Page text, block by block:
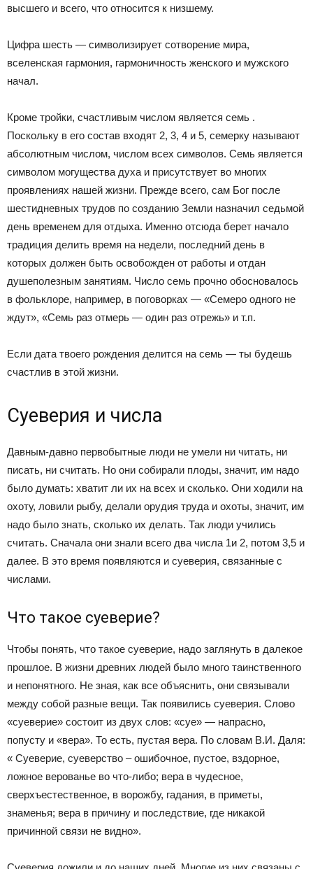
высшего и всего, что относится к низшему.
Цифра шесть — символизирует сотворение мира,
вселенская гармония, гармоничность женского и мужского
начал.
Кроме тройки, счастливым числом является семь .
Поскольку в его состав входят 2, 3, 4 и 5, семерку называют
абсолютным числом, числом всех символов. Семь является
символом могущества духа и присутствует во многих
проявлениях нашей жизни. Прежде всего, сам Бог после
шестидневных трудов по созданию Земли назначил седьмой
день временем для отдыха. Именно отсюда берет начало
традиция делить время на недели, последний день в
которых должен быть освобожден от работы и отдан
душеполезным занятиям. Число семь прочно обосновалось
в фольклоре, например, в поговорках — «Семеро одного не
ждут», «Семь раз отмерь — один раз отрежь» и т.п.
Если дата твоего рождения делится на семь — ты будешь
счастлив в этой жизни.
Суеверия и числа
Давным-давно первобытные люди не умели ни читать, ни
писать, ни считать. Но они собирали плоды, значит, им надо
было думать: хватит ли их на всех и сколько. Они ходили на
охоту, ловили рыбу, делали орудия труда и охоты, значит, им
надо было знать, сколько их делать. Так люди учились
считать. Сначала они знали всего два числа 1и 2, потом 3,5 и
далее. В это время появляются и суеверия, связанные с
числами.
Что такое суеверие?
Чтобы понять, что такое суеверие, надо заглянуть в далекое
прошлое. В жизни древних людей было много таинственного
и непонятного. Не зная, как все объяснить, они связывали
между собой разные вещи. Так появились суеверия. Слово
«суеверие» состоит из двух слов: «суе» — напрасно,
попусту и «вера». То есть, пустая вера. По словам В.И. Даля:
« Суеверие, суеверство – ошибочное, пустое, вздорное,
ложное верованье во что-либо; вера в чудесное,
сверхъестественное, в ворожбу, гадания, в приметы,
знаменья; вера в причину и последствие, где никакой
причинной связи не видно».